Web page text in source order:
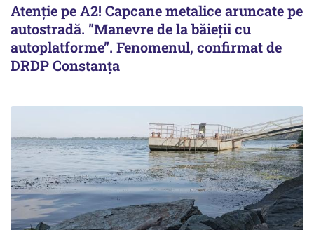
Atenție pe A2! Capcane metalice aruncate pe
autostradă. ”Manevre de la băieții cu
autoplatforme”. Fenomenul, confirmat de
DRDP Constanța